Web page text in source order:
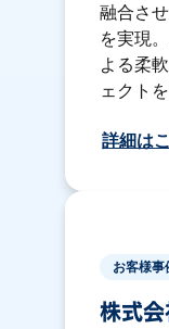
融合さ
を実現
よる柔
ェクトを
詳細は
お客様事
株式